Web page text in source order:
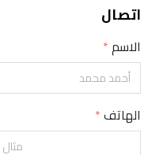
اتصال
الاسم
الهاتف